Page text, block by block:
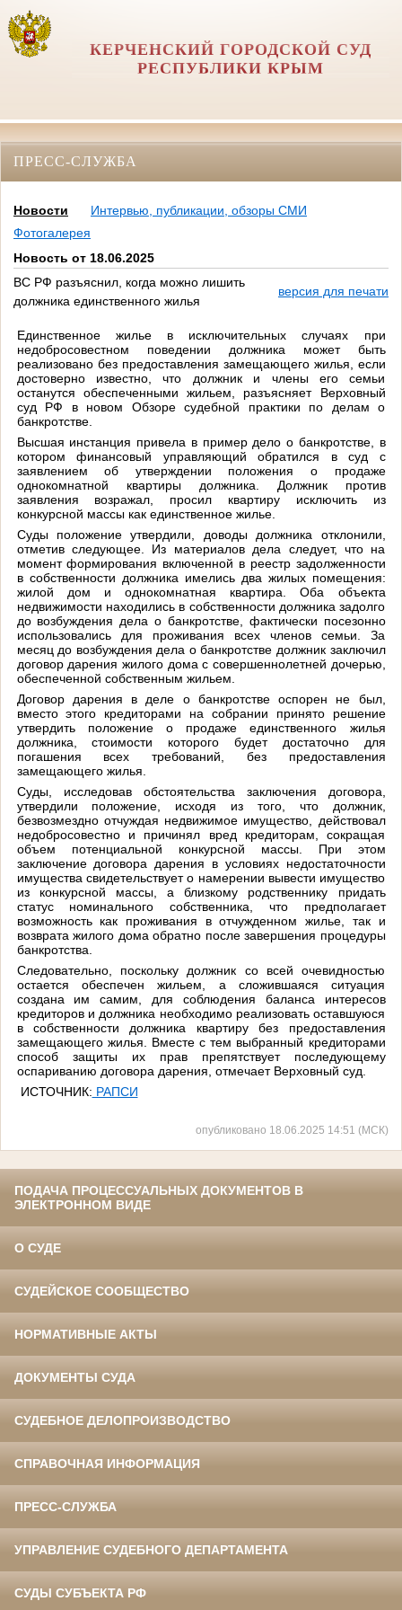
КЕРЧЕНСКИЙ ГОРОДСКОЙ СУД
РЕСПУБЛИКИ КРЫМ
ПРЕСС-СЛУЖБА
Новости
Интервью, публикации, обзоры СМИ
Фотогалерея
Новость от 18.06.2025
ВС РФ разъяснил, когда можно лишить
должника единственного жилья
версия для печати
Единственное жилье в исключительных случаях при
недобросовестном поведении должника может быть
реализовано без предоставления замещающего жилья, если
достоверно известно, что должник и члены его семьи
останутся обеспеченными жильем, разъясняет Верховный
суд РФ в новом Обзоре судебной практики по делам о
банкротстве.
Высшая инстанция привела в пример дело о банкротстве, в
котором финансовый управляющий обратился в суд с
заявлением об утверждении положения о продаже
однокомнатной квартиры должника. Должник против
заявления возражал, просил квартиру исключить из
конкурсной массы как единственное жилье.
Суды положение утвердили, доводы должника отклонили,
отметив следующее. Из материалов дела следует, что на
момент формирования включенной в реестр задолженности
в собственности должника имелись два жилых помещения:
жилой дом и однокомнатная квартира. Оба объекта
недвижимости находились в собственности должника задолго
до возбуждения дела о банкротстве, фактически посезонно
использовались для проживания всех членов семьи. За
месяц до возбуждения дела о банкротстве должник заключил
договор дарения жилого дома с совершеннолетней дочерью,
обеспеченной собственным жильем.
Договор дарения в деле о банкротстве оспорен не был,
вместо этого кредиторами на собрании принято решение
утвердить положение о продаже единственного жилья
должника, стоимости которого будет достаточно для
погашения всех требований, без предоставления
замещающего жилья.
Суды, исследовав обстоятельства заключения договора,
утвердили положение, исходя из того, что должник,
безвозмездно отчуждая недвижимое имущество, действовал
недобросовестно и причинял вред кредиторам, сокращая
объем потенциальной конкурсной массы. При этом
заключение договора дарения в условиях недостаточности
имущества свидетельствует о намерении вывести имущество
из конкурсной массы, а близкому родственнику придать
статус номинального собственника, что предполагает
возможность как проживания в отчужденном жилье, так и
возврата жилого дома обратно после завершения процедуры
банкротства.
Следовательно, поскольку должник со всей очевидностью
остается обеспечен жильем, а сложившаяся ситуация
создана им самим, для соблюдения баланса интересов
кредиторов и должника необходимо реализовать оставшуюся
в собственности должника квартиру без предоставления
замещающего жилья. Вместе с тем выбранный кредиторами
способ защиты их прав препятствует последующему
оспариванию договора дарения, отмечает Верховный суд.
ИСТОЧНИК: РАПСИ
опубликовано 18.06.2025 14:51 (МСК)
ПОДАЧА ПРОЦЕССУАЛЬНЫХ ДОКУМЕНТОВ В
ЭЛЕКТРОННОМ ВИДЕ
О СУДЕ
СУДЕЙСКОЕ СООБЩЕСТВО
НОРМАТИВНЫЕ АКТЫ
ДОКУМЕНТЫ СУДА
СУДЕБНОЕ ДЕЛОПРОИЗВОДСТВО
СПРАВОЧНАЯ ИНФОРМАЦИЯ
ПРЕСС-СЛУЖБА
УПРАВЛЕНИЕ СУДЕБНОГО ДЕПАРТАМЕНТА
СУДЫ СУБЪЕКТА РФ